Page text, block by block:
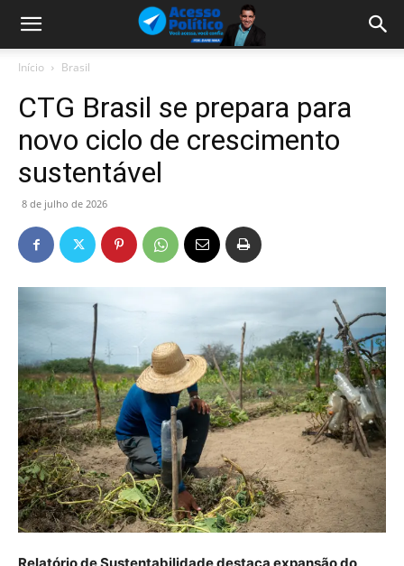
Início Brasil
CTG Brasil se prepara para
novo ciclo de crescimento
sustentável
8 de julho de 2026